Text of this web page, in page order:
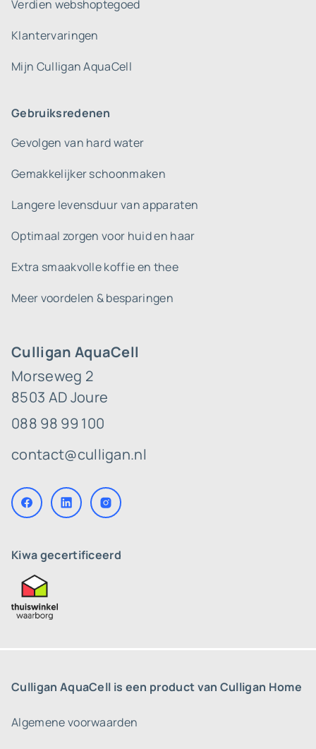
Culligan AquaCell
Morseweg 2
8503 AD Joure
088 98 99 100
contact@culligan.nl
Kiwa gecertificeerd
Verdien webshoptegoed
Klantervaringen
Mijn Culligan AquaCell
Gebruiksredenen
Gevolgen van hard water
Gemakkelijker schoonmaken
Langere levensduur van apparaten
Optimaal zorgen voor huid en haar
Extra smaakvolle koffie en thee
Meer voordelen & besparingen
Culligan AquaCell is een product van Culligan Home
Algemene voorwaarden